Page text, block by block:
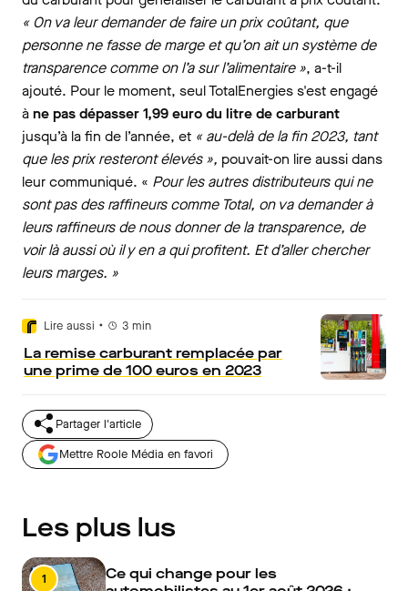
« On va leur demander de faire un prix coûtant, que
personne ne fasse de marge et qu’on ait un système de
transparence comme on l’a sur l’alimentaire », a-t-il
ajouté. Pour le moment, seul TotalEnergies s'est engagé
àne pas dépasser 1,99 euro du litre de carburant
jusqu’à la fin de l’année, et « au-delà de la fin 2023, tant
que les prix resteront élevés », pouvait-on lire aussi dans
leur communiqué. « Pour les autres distributeurs qui ne
sont pas des raffineurs comme Total, on va demander à
leurs raffineurs de nous donner de la transparence, de
voir là aussi où il y en a qui profitent. Et d’aller chercher
leurs marges. »
Lire aussi • 3 min
La remise carburant remplacée par
une prime de 100 euros en 2023
Partager l'article
Mettre Roole Média en favori
Les plus lus
1
Ce qui change pour les